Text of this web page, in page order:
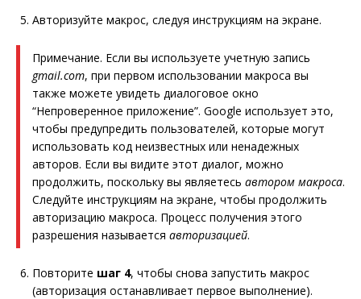
Авторизуйте макрос, следуя инструкциям на экране.
Примечание. Если вы используете учетную запись
gmail.com, при первом использовании макроса вы
также можете увидеть диалоговое окно
“Непроверенное приложение”. Google использует это,
чтобы предупредить пользователей, которые могут
использовать код неизвестных или ненадежных
авторов. Если вы видите этот диалог, можно
продолжить, поскольку вы являетесь автором макроса.
Следуйте инструкциям на экране, чтобы продолжить
авторизацию макроса. Процесс получения этого
разрешения называется авторизацией.
Повторите шаг 4, чтобы снова запустить макрос
(авторизация останавливает первое выполнение).